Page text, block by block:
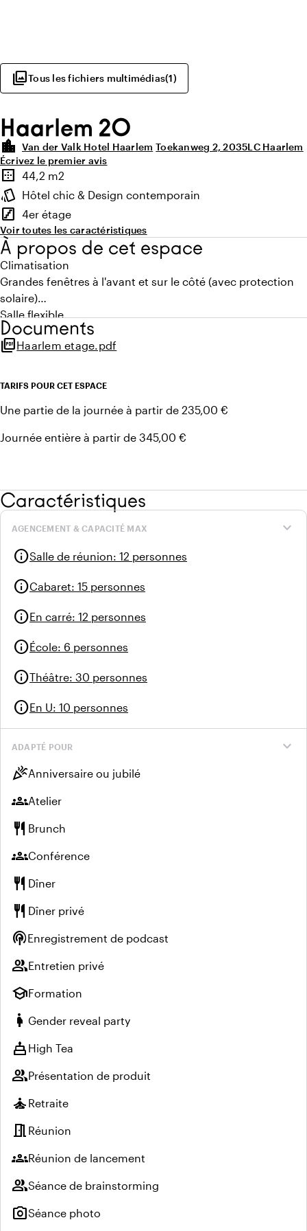
photo_libraryTous les fichiers multimédias(1)
Haarlem 20
location_city Van der Valk Hotel Haarlem Toekanweg 2, 2035LC Haarlem
Écrivez le premier avis
Points forts
border_outer
Superficie
44,2 m2
style
Ambiance
Hôtel chic & Design contemporain
stairs
Étage
4er étage
Voir toutes les caractéristiques
À propos de cet espace
Climatisation
Grandes fenêtres à l'avant et sur le côté (avec protection
solaire)
Salle flexible
Idéale comme salle annexe
Convient pour de plus petits groupes
Gestion domotique via panneau de contrôle (son, lumière,
Accès au balcon
Murs insonorisés
Documents
picture_as_pdfHaarlem etage.pdf
TARIFS POUR CET ESPACE
Une partie de la journée à partir de 235,00 €
Journée entière à partir de 345,00 €
Caractéristiques
expand_more
AGENCEMENT & CAPACITÉ MAX
infoSalle de réunion: 12 personnes
infoCabaret: 15 personnes
infoEn carré: 12 personnes
infoÉcole: 6 personnes
infoThéâtre: 30 personnes
infoEn U: 10 personnes
expand_more
ADAPTÉ POUR
celebrationAnniversaire ou jubilé
groupsAtelier
restaurant Brunch
groupsConférence
restaurant Dîner
restaurant Dîner privé
podcastsEnregistrement de podcast
groupEntretien privé
schoolFormation
pregnant_woman Gender reveal party
cake High Tea
groupPrésentation de produit
self_improvement Retraite
meeting_room Réunion
groupsRéunion de lancement
groupSéance de brainstorming
photo_cameraSéance photo